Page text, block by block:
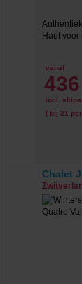
Hautvoor
vanaf
436
incl.
( bij 21
Chalet